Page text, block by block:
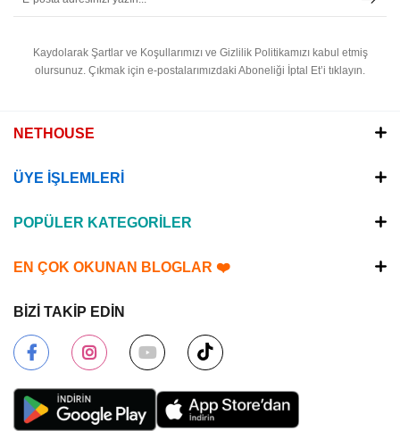
Kaydolarak Şartlar ve Koşullarımızı ve Gizlilik Politikamızı kabul etmiş
olursunuz. Çıkmak için e-postalarımızdaki Aboneliği İptal Et’i tıklayın.
NETHOUSE
ÜYE İŞLEMLERİ
POPÜLER KATEGORİLER
EN ÇOK OKUNAN BLOGLAR ❤️
BİZİ TAKİP EDİN